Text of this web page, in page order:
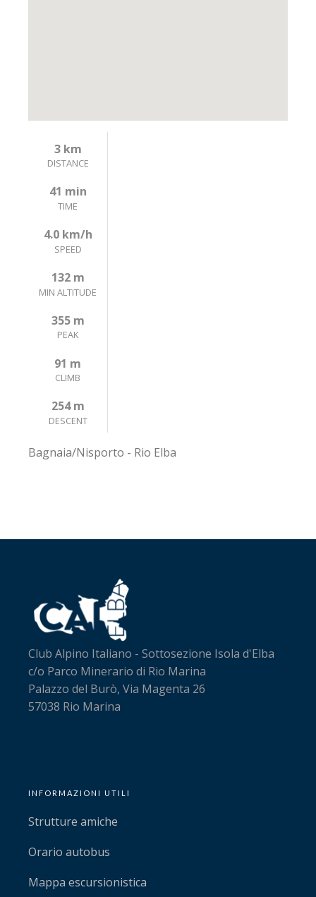
DISTANCE
3 km
TIME
41 min
SPEED
4.0 km/h
MIN ALTITUDE
132 m
PEAK
355 m
CLIMB
91 m
DESCENT
254 m
Bagnaia/Nisporto - Rio Elba
Club Alpino Italiano - Sottosezione Isola d'Elba
c/o Parco Minerario di Rio Marina
Palazzo del Burò, Via Magenta 26
57038 Rio Marina
INFORMAZIONI UTILI
Strutture amiche
Orario autobus
Mappa escursionistica